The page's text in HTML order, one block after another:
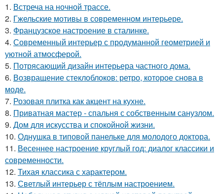
1. Встреча на ночной трассе.
2. Гжельские мотивы в современном интерьере.
3. Французское настроение в сталинке.
4. Современный интерьер с продуманной геометрией и
уютной атмосферой.
5. Потрясающий дизайн интерьера частного дома.
6. Возвращение стеклоблоков: ретро, которое снова в
моде.
7. Розовая плитка как акцент на кухне.
8. Приватная мастер - спальня с собственным санузлом.
9. Дом для искусства и спокойной жизни.
10. Однушка в типовой панельке для молодого доктора.
11. Весеннее настроение круглый год: диалог классики и
современности.
12. Тихая классика с характером.
13. Светлый интерьер с тёплым настроением.